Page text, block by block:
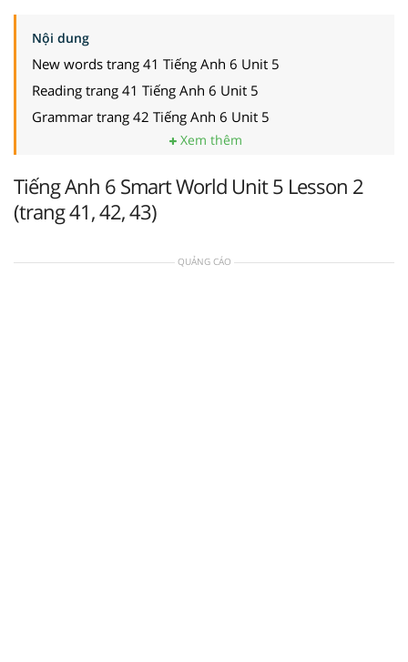
Nội dung
New words trang 41 Tiếng Anh 6 Unit 5
Reading trang 41 Tiếng Anh 6 Unit 5
Grammar trang 42 Tiếng Anh 6 Unit 5
Xem thêm
Tiếng Anh 6 Smart World Unit 5 Lesson 2
(trang 41, 42, 43)
QUẢNG CÁO